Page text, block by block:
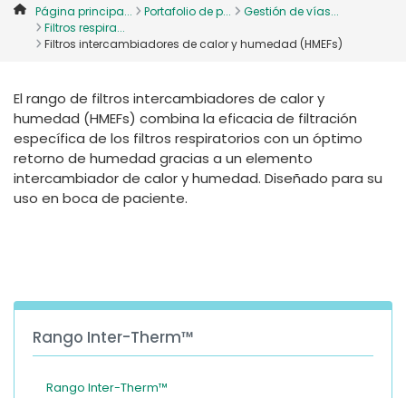
Deutschland
España
Sweden
Turkey
International English
Página principa... Portafolio de p...
Gestión de vías...
Filtros respira...
Filtros intercambiadores de calor y humedad (HMEFs)
El rango de filtros intercambiadores de calor y
humedad (HMEFs) combina la eficacia de filtración
específica de los filtros respiratorios con un óptimo
retorno de humedad gracias a un elemento
intercambiador de calor y humedad. Diseñado para su
uso en boca de paciente.
Rango Inter-Therm™
Rango Inter-Therm™